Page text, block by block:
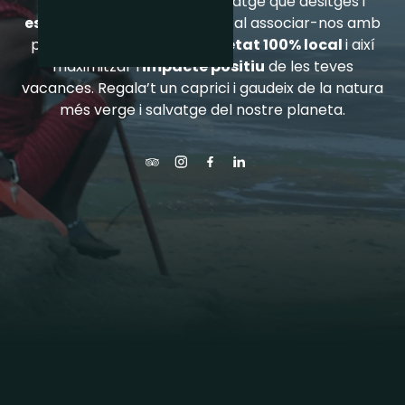
estalviar-te temps i diners
al associar-nos amb
petites
empreses de propietat 100% locali així
maximitzar l'impacte positiu de les teves
vacances. Regala’t un caprici i gaudeix de la natura
més verge i salvatge del nostre planeta.